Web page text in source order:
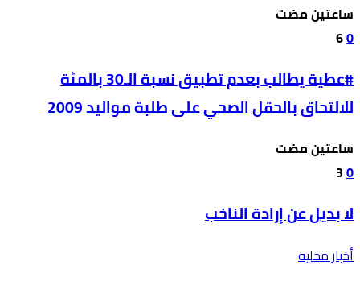
‫‫‫‏‫ساعتين مضت‬
0
6
#عطية يطالب بعدم تطبيق نسبة الـ30 بالمئة
للالتحاق بالحقل الصحي على طلبة مواليد 2009
‫‫‫‏‫ساعتين مضت‬
0
3
لا بديل عن إرادة الناخب
أخبار محليه